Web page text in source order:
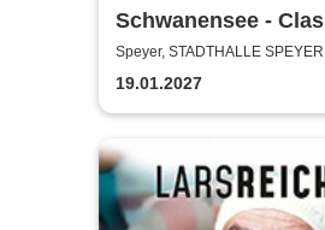
Schwanensee -
Ballet Napoli
Speyer, STADTHALLE SPEYER
19.01.2027